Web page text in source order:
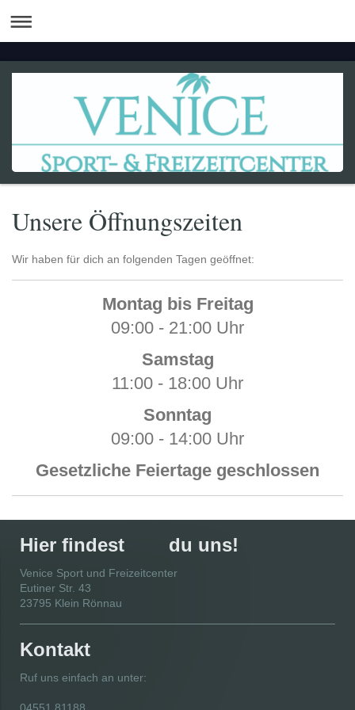
Unsere Öffnungszeiten
Wir haben für dich an folgenden Tagen geöffnet:
Montag bis Freitag
09:00 - 21:00 Uhr
Samstag
11:00 - 18:00 Uhr
Sonntag
09:00 - 14:00 Uhr
Gesetzliche Feiertage geschlossen
Hier findest du uns!
Venice Sport und Freizeitcenter
Eutiner Str. 43
23795 Klein Rönnau
Kontakt
Ruf uns einfach an unter:
04551 81188